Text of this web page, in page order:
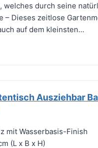
welches durch seine
– Dieses zeitlose
auf dem kleinsten...
Ausziehbar
mit Wasserbasis-Finish
(L x B x H)